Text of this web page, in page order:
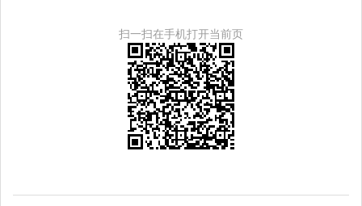
扫一扫在手机打开当前页